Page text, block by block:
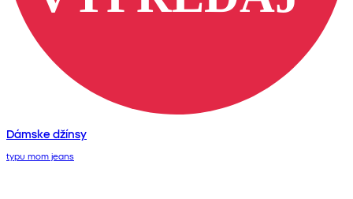
Dámske džínsy
typu mom jeans